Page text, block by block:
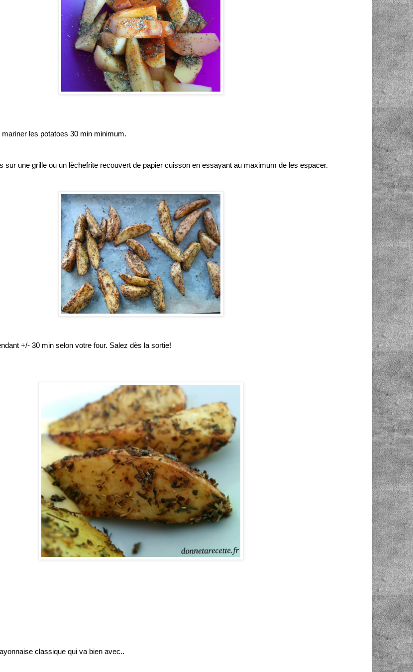
les potatoes 30 min minimum.
sur une grille ou un lèchefrite recouvert de papier cuisson en essayant au maximum de les espacer.
+/- 30 min selon votre four. Salez dès la sortie!
classique qui va bien avec..